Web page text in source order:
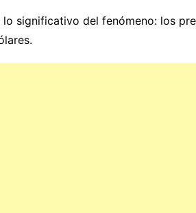
lo significativo del fenómeno: los